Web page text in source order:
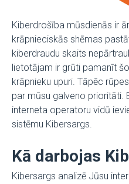
Kiberdrošība mūsdienās ir
krāpnieciskās shēmas
kiberdraudu skaits
lietotājam ir grūti pamanīt
krāpnieku upuri. Tāpēc
par mūsu galveno prioritāti.
interneta operatoru vidū
sistēmu Kibersargs.
Kā darbojas
Kibersargs analizē Jūsu